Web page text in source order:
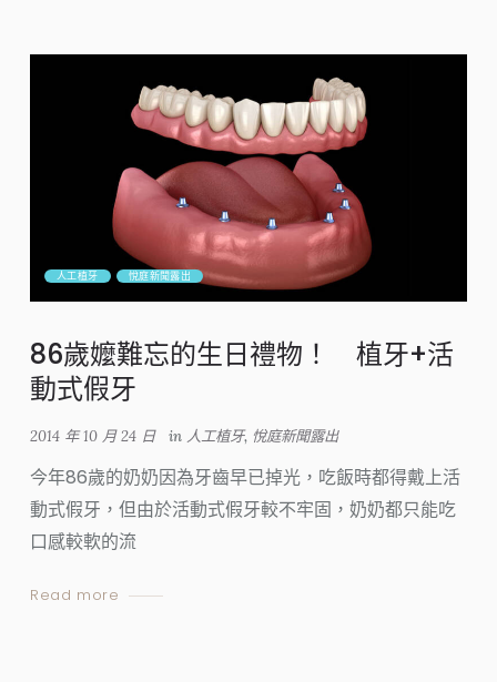
人工植牙 悅庭新聞露出
86歲嬤難忘的生日禮物！ 植牙+活
動式假牙
2014 年 10 月 24 日 in 人工植牙, 悅庭新聞露出
今年86歲的奶奶因為牙齒早已掉光，吃飯時都得戴上活
動式假牙，但由於活動式假牙較不牢固，奶奶都只能吃
口感較軟的流
Read more